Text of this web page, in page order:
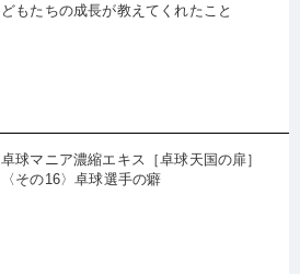
どもたちの成長が教えてくれたこと
卓球マニア濃縮エキス［卓球天国の扉］
〈その16〉卓球選手の癖